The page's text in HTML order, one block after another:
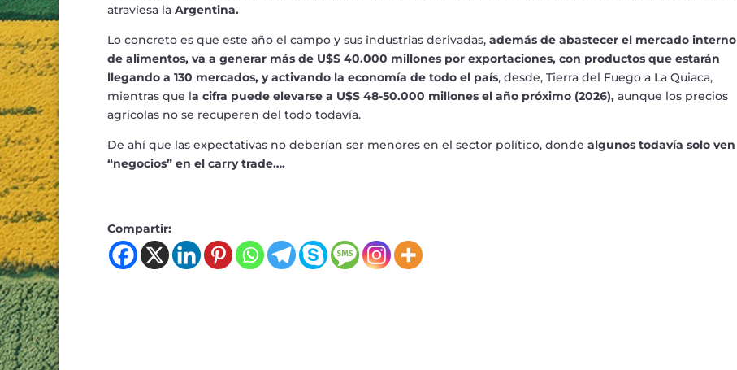
atraviesa la Argentina.
Lo concreto es que este año el campo y sus industrias derivadas, además de abastecer el mercado interno
de alimentos, va a generar más de U$S 40.000 millones por exportaciones, con productos que estarán
llegando a 130 mercados, y activando la economía de todo el país, desde, Tierra del Fuego a La Quiaca,
mientras que la cifra puede elevarse a U$S 48-50.000 millones el año próximo (2026), aunque los precios
agrícolas no se recuperen del todo todavía.
De ahí que las expectativas no deberían ser menores en el sector político, donde algunos todavía solo ven
“negocios” en el carry trade….
Compartir: